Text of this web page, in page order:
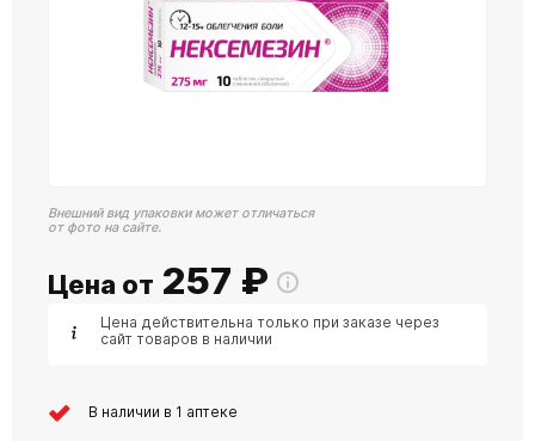
Внешний вид упаковки может отличаться
от фото на сайте.
Цена от 257 ₽
Цена действительна только при заказе через
сайт товаров в наличии
В наличии в 1 аптеке